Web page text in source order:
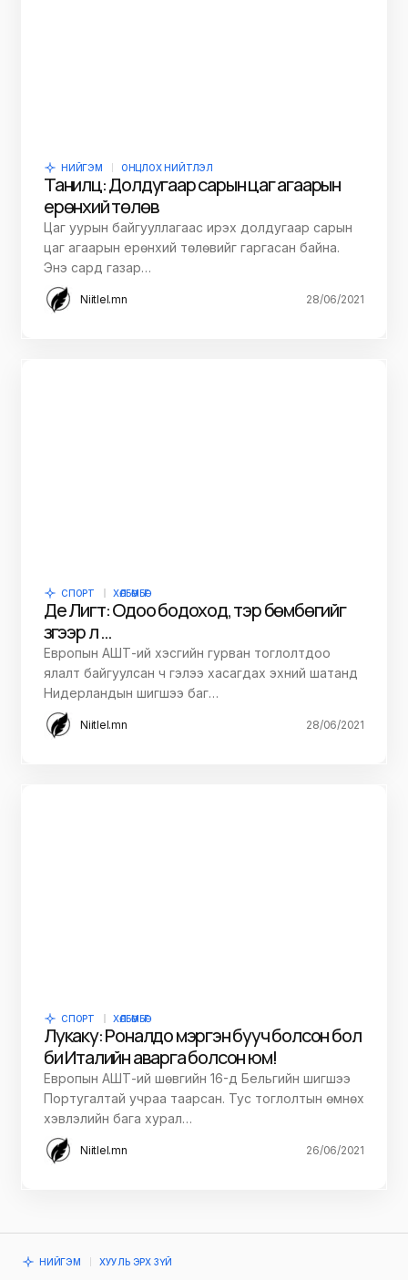
НИЙГЭМ ОНЦЛОХ НИЙТЛЭЛ
Танилц: Долдугаар сарын цаг агаарын
ерөнхий төлөв
Цаг уурын байгууллагаас ирэх долдугаар сарын
цаг агаарын ерөнхий төлөвийг гаргасан байна.
Энэ сард газар…
Niitlel.mn 28/06/2021
СПОРТ ХӨЛБӨМБӨГ
Де Лигт: Одоо бодоход, тэр бөмбөгийг
зүгээр л …
Европын АШТ-ий хэсгийн гурван тоглолтдоо
ялалт байгуулсан ч гэлээ хасагдах эхний шатанд
Нидерландын шигшээ баг…
Niitlel.mn 28/06/2021
СПОРТ ХӨЛБӨМБӨГ
Лукаку: Роналдо мэргэн бууч болсон бол
би Италийн аварга болсон юм!
Европын АШТ-ий шөвгийн 16-д Бельгийн шигшээ
Португалтай учраа таарсан. Тус тоглолтын өмнөх
хэвлэлийн бага хурал…
Niitlel.mn 26/06/2021
НИЙГЭМ ХУУЛЬ ЭРХ ЗҮЙ